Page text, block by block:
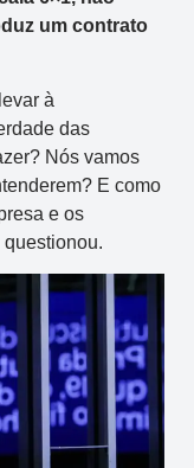
um contrato
à
das
Nós vamos
E como
e os